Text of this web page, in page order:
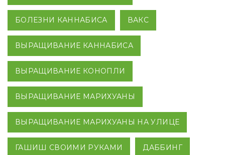
БОЛЕЗНИ КАННАБИСА ВАКС
ВЫРАЩИВАНИЕ КАННАБИСА
ВЫРАЩИВАНИЕ КОНОПЛИ
ВЫРАЩИВАНИЕ МАРИХУАНЫ
ВЫРАЩИВАНИЕ МАРИХУАНЫ НА УЛИЦЕ
ГАШИШ СВОИМИ РУКАМИ ДАББИНГ